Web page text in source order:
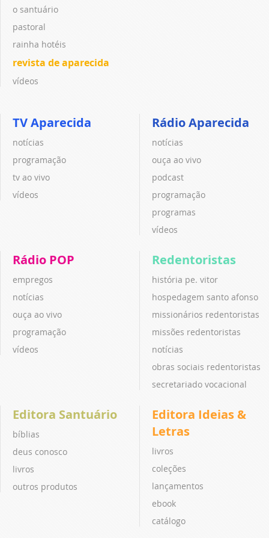
o santuário
pastoral
rainha hotéis
revista de aparecida
vídeos
TV Aparecida
notícias
programação
tv ao vivo
vídeos
Rádio Aparecida
notícias
ouça ao vivo
podcast
programação
programas
vídeos
Rádio POP
empregos
notícias
ouça ao vivo
programação
vídeos
Redentoristas
história pe. vitor
hospedagem santo afonso
missionários redentoristas
missões redentoristas
notícias
obras sociais redentoristas
secretariado vocacional
Editora Santuário
bíblias
deus conosco
livros
outros produtos
Editora Ideias &
Letras
livros
coleções
lançamentos
ebook
catálogo